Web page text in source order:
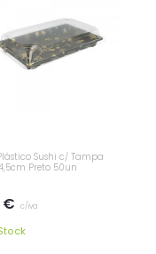
Sushi c/ Tampa
Preto 50un
€ c/iva